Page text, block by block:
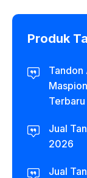
Produk
Tandon
Jual
2026
Jual